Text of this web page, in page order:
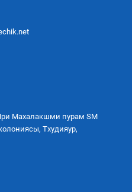
Махалакшми пурам SM
Тхудияур,